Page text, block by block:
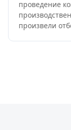
проведение
произвели